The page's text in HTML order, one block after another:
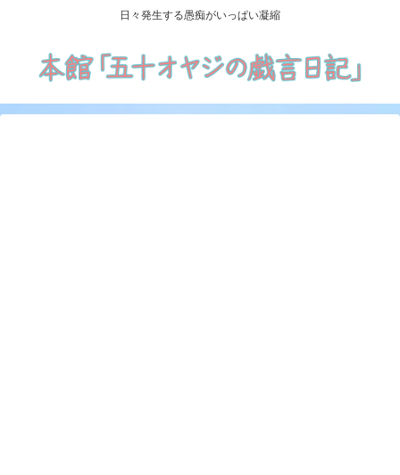
日々発生する愚痴がいっぱい凝縮